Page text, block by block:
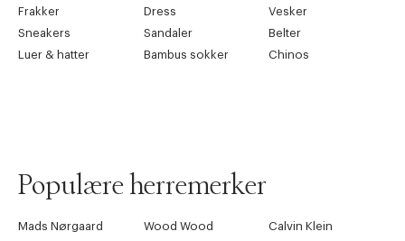
Forrige
Frakker Dress
Vesker
Sneakers
Sandaler
Belter
Luer & hatter
Bambus sokker Chinos
Populære herremerker
Mads Nørgaard Wood Wood
Calvin Klein